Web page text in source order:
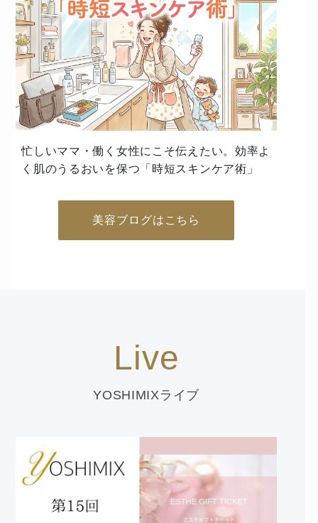
忙しいママ・働く女性にこそ伝えたい。効率よ
く肌のうるおいを保つ「時短スキンケア術」
美容ブログはこちら
Live
YOSHIMIXライブ